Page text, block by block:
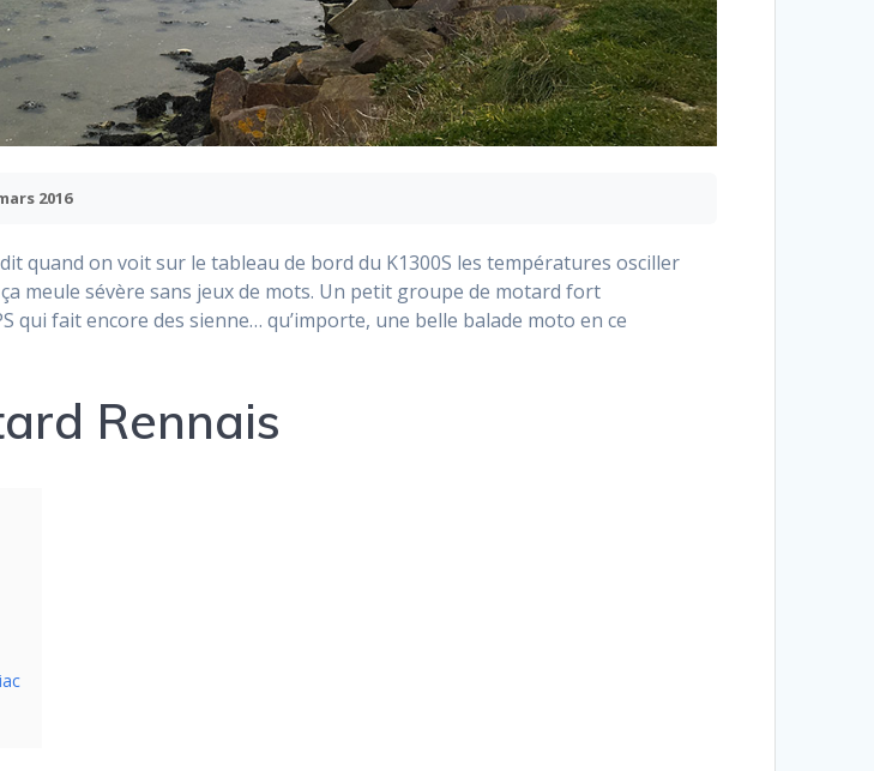
2016
quand on voit sur le tableau de bord du K1300S les températures osciller
meule sévère sans jeux de mots. Un petit groupe de motard fort
fait encore des sienne… qu’importe, une belle balade moto en ce
Rennais